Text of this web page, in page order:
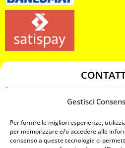
Gestisci
Per fornire le migliori esperienze,
per memorizzare e/o accedere alle
consenso a queste tecnologie ci
chiavicodificate@gmail.com